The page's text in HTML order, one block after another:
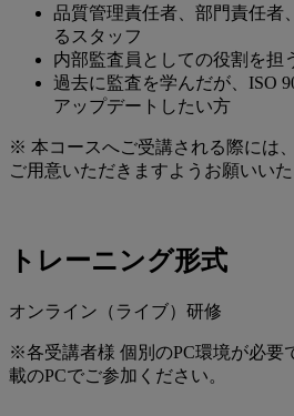
品質管理責任者、部門責任者
るスタッフ
内部監査員としての役割を担
過去に監査を学んだが、ISO
アップデートしたい方
※ 本コースへご受講される際には
ご用意いただきますようお願いいた
トレーニング形式
オンライン（ライブ）研修
※各受講者様 個別のPC環境が必要
載のPCでご参加ください。